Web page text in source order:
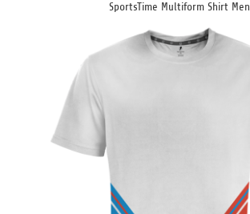
SportsTime Multiform Shirt Men